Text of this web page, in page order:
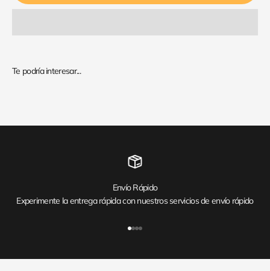
Envío Rápido
Experimente la entrega rápida con nuestros servicios de envío rápido